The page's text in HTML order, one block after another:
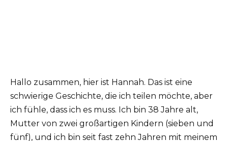
Hallo zusammen, hier ist Hannah. Das ist eine
schwierige Geschichte, die ich teilen möchte, aber
ich fühle, dass ich es muss. Ich bin 38 Jahre alt,
Mutter von zwei großartigen Kindern (sieben und
fünf), und ich bin seit fast zehn Jahren mit meinem